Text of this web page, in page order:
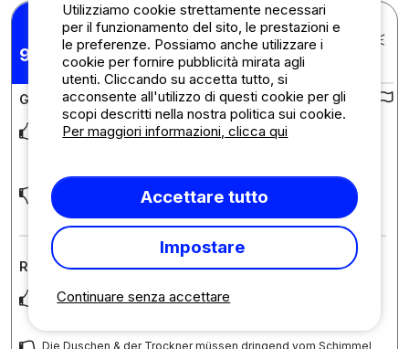
9,85 /10
Daniel O.
Pubblicato il 23/07/2026
Soggiorno : 13/07/2026 -
20/07/2026
Giudizi sul campeggio :
Der Campingplatz liegt sehr gut in der Nähe eines Sees.
Diesen kann man sowohl zum Schwimmen als auc
Die Duschen sind teilweise schimmelig. Der Trockner war
leider auch schimmelig.
Recensione sull'alloggio : Piazzola
Es war sehr ruhig, man konnte sofort abschalten. Die Luft und
Die Duschen & der Trockner müssen dringend vom Schimmel
Continuare senza accettare
Utilizziamo cookie strettamente necessari
per il funzionamento del sito, le prestazioni e
le preferenze. Possiamo anche utilizzare i
cookie per fornire pubblicità mirata agli
utenti. Cliccando su accetta tutto, si
acconsente all'utilizzo di questi cookie per gli
scopi descritti nella nostra politica sui cookie.
Per maggiori informazioni, clicca qui
Accettare tutto
Impostare